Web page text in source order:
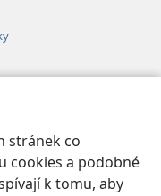
stránek co
cookies a podobné
k tomu, aby